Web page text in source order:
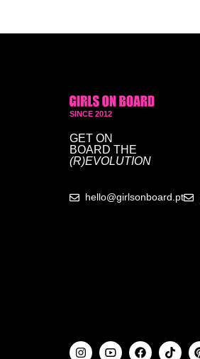
SINCE 2012
GET ON
BOARD THE
(R)EVOLUTION
hello@girlsonboard.pt